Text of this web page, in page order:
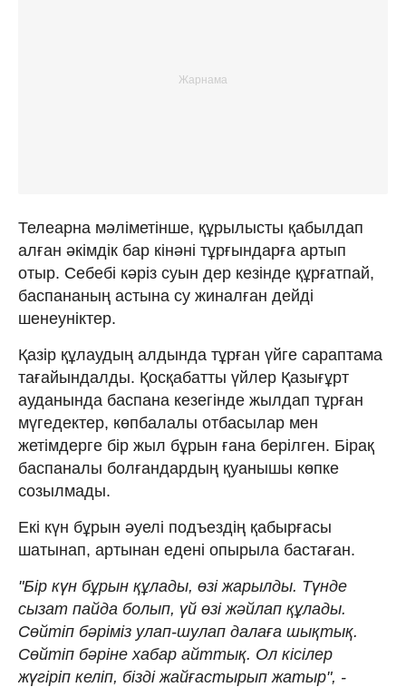
Телеарна мәліметінше, құрылысты қабылдап
алған әкімдік бар кінәні тұрғындарға артып
отыр. Себебі кәріз суын дер кезінде құрғатпай,
баспананың астына су жиналған дейді
шенеуніктер.
Қазір құлаудың алдында тұрған үйге сараптама
тағайындалды. Қосқабатты үйлер Қазығұрт
ауданында баспана кезегінде жылдап тұрған
мүгедектер, көпбалалы отбасылар мен
жетімдерге бір жыл бұрын ғана берілген. Бірақ
баспаналы болғандардың қуанышы көпке
созылмады.
Екі күн бұрын әуелі подъездің қабырғасы
шатынап, артынан едені опырыла бастаған.
"Бір күн бұрын құлады, өзі жарылды. Түнде
сызат пайда болып, үй өзі жәйлап құлады.
Сөйтіп бәріміз улап-шулап далаға шықтық.
Сөйтіп бәріне хабар айттық. Ол кісілер
жүгіріп келіп, бізді жайғастырып жатыр", -